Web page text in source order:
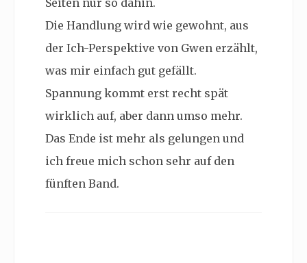
Seiten nur so dahin.
Die Handlung wird wie gewohnt, aus
der Ich-Perspektive von Gwen erzählt,
was mir einfach gut gefällt.
Spannung kommt erst recht spät
wirklich auf, aber dann umso mehr.
Das Ende ist mehr als gelungen und
ich freue mich schon sehr auf den
fünften Band.